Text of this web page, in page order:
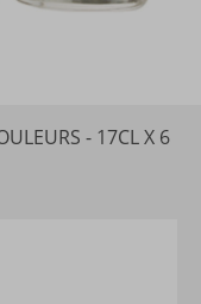
- 17CL X 6